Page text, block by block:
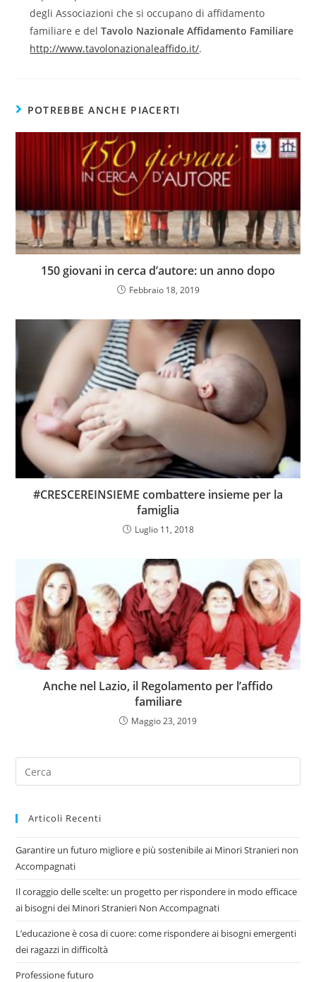
degli Associazioni che si occupano di affidamento
familiare e delTavolo Nazionale Affidamento Familiare
http://www.tavolonazionaleaffido.it/.
POTREBBE ANCHE PIACERTI
150 giovani in cerca d’autore: un anno dopo
Febbraio 18, 2019
#CRESCEREINSIEME combattere insieme per la
famiglia
Luglio 11, 2018
Anche nel Lazio, il Regolamento per l’affido
familiare
Maggio 23, 2019
Articoli Recenti
Garantire un futuro migliore e più sostenibile ai Minori Stranieri non
Accompagnati
Il coraggio delle scelte: un progetto per rispondere in modo efficace
ai bisogni dei Minori Stranieri Non Accompagnati
L’educazione è cosa di cuore: come rispondere ai bisogni emergenti
dei ragazzi in difficoltà
Professione futuro